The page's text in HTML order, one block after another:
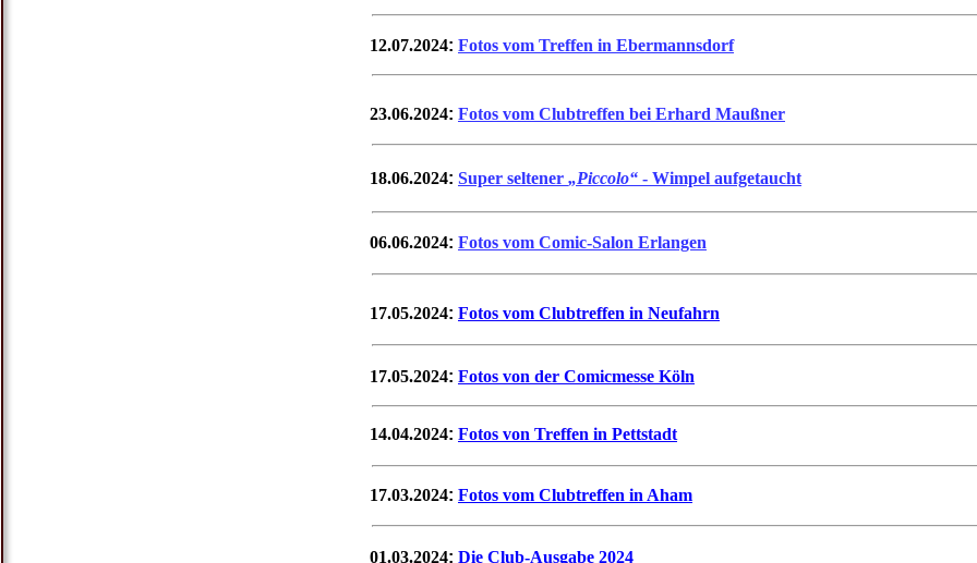
12.07.2024: Fotos vom Treffen in Ebermannsdorf
23.06.2024: Fotos vom Clubtreffen bei Erhard Maußner
18.06.2024: Super seltener „Piccolo“ - Wimpel aufgetaucht
06.06.2024: Fotos vom Comic-Salon Erlangen
17.05.2024: Fotos vom Clubtreffen in Neufahrn
17.05.2024: Fotos von der Comicmesse Köln
14.04.2024: Fotos von Treffen in Pettstadt
17.03.2024: Fotos vom Clubtreffen in Aham
01.03.2024: Die Club-Ausgabe 2024